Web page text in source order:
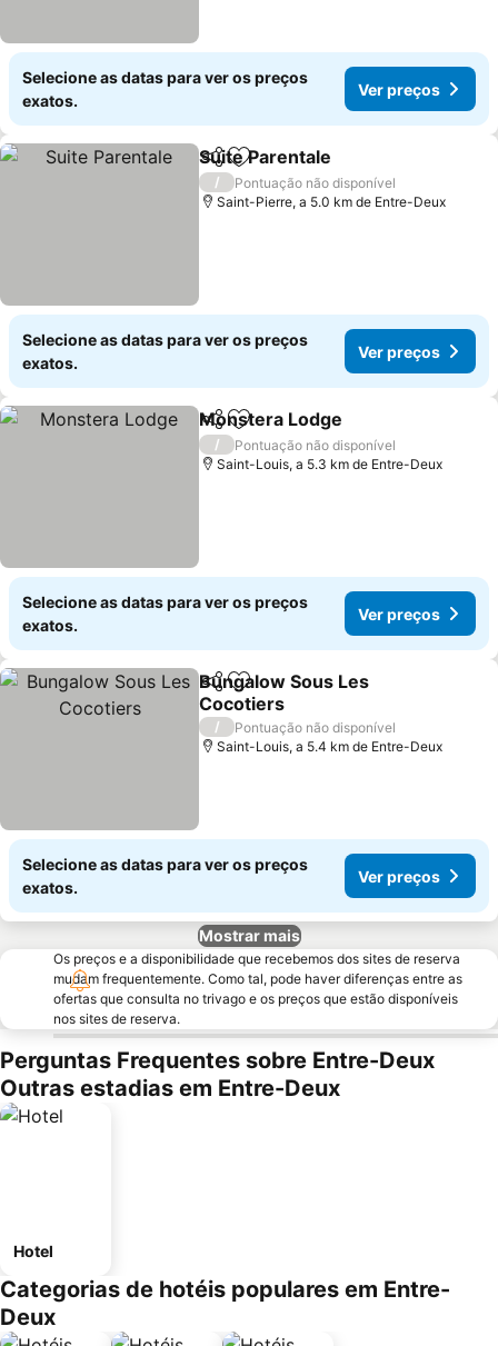
Selecione as datas para ver os preços
exatos.
Ver preços
PartilharAdicionar aos favoritos
Suite Parentale
/
Pontuação não disponível
Saint-Pierre, a 5.0 km de Entre-Deux
Selecione as datas para ver os preços
exatos.
Ver preços
PartilharAdicionar aos favoritos
Monstera Lodge
/
Pontuação não disponível
Saint-Louis, a 5.3 km de Entre-Deux
Selecione as datas para ver os preços
exatos.
Ver preços
PartilharAdicionar aos favoritos
Bungalow Sous Les
Cocotiers
/
Pontuação não disponível
Saint-Louis, a 5.4 km de Entre-Deux
Selecione as datas para ver os preços
exatos.
Ver preços
Mostrar mais
Os preços e a disponibilidade que recebemos dos sites de reserva
mudam frequentemente. Como tal, pode haver diferenças entre as
ofertas que consulta no trivago e os preços que estão disponíveis
nos sites de reserva.
Perguntas Frequentes sobre Entre-Deux
Outras estadias em Entre-Deux
Hotel
Categorias de hotéis populares em Entre-
Deux